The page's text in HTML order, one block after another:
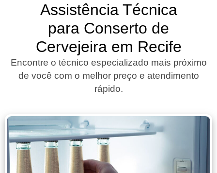
Assistência Técnica
para Conserto de
Cervejeira em Recife
Encontre o técnico especializado mais próximo
de você com o melhor preço e atendimento
rápido.